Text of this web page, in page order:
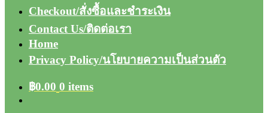
Checkout/สั่งซื้อและชำระเงิน
Contact Us/ติดต่อเรา
Home
Privacy Policy/นโยบายความเป็นส่วนตัว
฿0.00 0 items